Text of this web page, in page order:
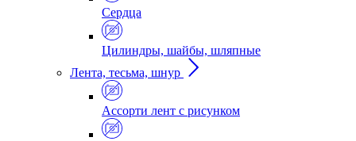
Сердца
Цилиндры, шайбы, шляпные
Лента, тесьма, шнур
Ассорти лент с рисунком